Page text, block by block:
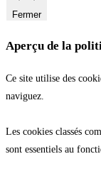
Fermer
Aperçu de la
Ce site utilise des
naviguez.
Les cookies classés
sont essentiels au